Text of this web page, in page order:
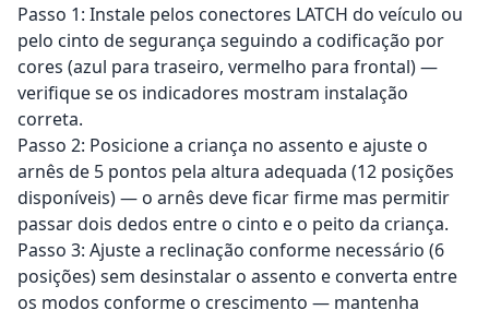
Passo 1: Instale pelos conectores LATCH do veículo ou
pelo cinto de segurança seguindo a codificação por
cores (azul para traseiro, vermelho para frontal) —
verifique se os indicadores mostram instalação
correta.
Passo 2: Posicione a criança no assento e ajuste o
arnês de 5 pontos pela altura adequada (12 posições
disponíveis) — o arnês deve ficar firme mas permitir
passar dois dedos entre o cinto e o peito da criança.
Passo 3: Ajuste a reclinação conforme necessário (6
posições) sem desinstalar o assento e converta entre
os modos conforme o crescimento — mantenha